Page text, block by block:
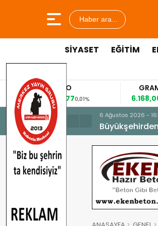
Haber ara...
SİYASET EĞİTİM
EURO
53,84770,01%
GRAM ALTIN
6.168,06
0,22%
6 Ağustos 2026 -